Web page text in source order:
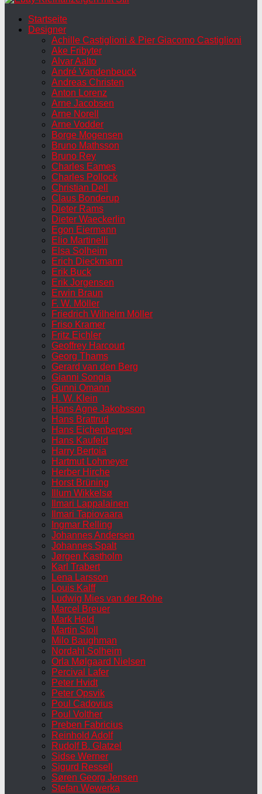
Startseite
Designer
Achille Castiglioni & Pier Giacomo Castiglioni
Ake Fribyter
Alvar Aalto
André Vandenbeuck
Andreas Christen
Anton Lorenz
Arne Jacobsen
Arne Norell
Arne Vodder
Borge Mogensen
Bruno Mathsson
Bruno Rey
Charles Eames
Charles Pollock
Christian Dell
Claus Bonderup
Dieter Rams
Dieter Waeckerlin
Egon Eiermann
Elio Martinelli
Elsa Solheim
Erich Dieckmann
Erik Buck
Erik Jorgensen
Erwin Braun
F. W. Möller
Friedrich Wilhelm Möller
Friso Kramer
Fritz Eichler
Geoffrey Harcourt
Georg Thams
Gerard van den Berg
Gianni Songia
Gunni Omann
H. W. Klein
Hans Agne Jakobsson
Hans Brattrud
Hans Eichenberger
Hans Kaufeld
Harry Bertoia
Hartmut Lohmeyer
Herber Hirche
Horst Brüning
Illum Wikkelsø
Ilmari Lappalainen
Ilmari Tapiovaara
Ingmar Relling
Johannes Andersen
Johannes Spalt
Jørgen Kastholm
Karl Trabert
Lena Larsson
Louis Kalff
Ludwig Mies van der Rohe
Marcel Breuer
Mark Held
Martin Stoll
Milo Baughman
Nordahl Solheim
Orla Mølgaard Nielsen
Percival Lafer
Peter Hvidt
Peter Opsvik
Poul Cadovius
Poul Volther
Preben Fabricius
Reinhold Adolf
Rudolf B. Glatzel
Sidse Werner
Sigurd Ressell
Søren Georg Jensen
Stefan Wewerka